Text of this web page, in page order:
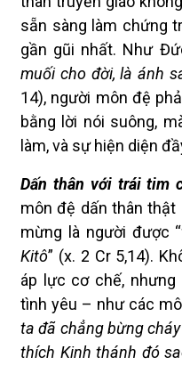
sẵn sàng làm chứng
gần gũi nhất. Như
muối cho đời, là ánh
14), người môn đệ
bằng lời nói suông,
làm, và sự hiện diện
Dấn thân với trái tim
môn đệ dấn thân
mừng là người được “
Kitô” (x. 2 Cr 5,14).
áp lực cơ chế,
tình yêu – như các
ta đã chẳng bừng
thích Kinh thánh đó